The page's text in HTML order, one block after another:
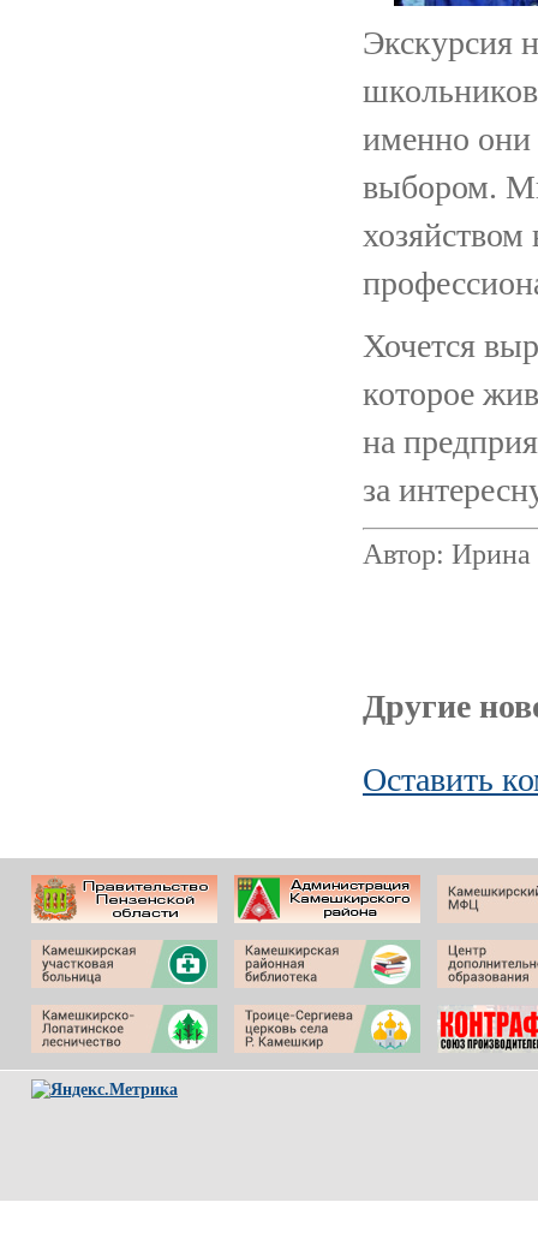
Экскурсия
именно они
выбором.
хозяйством
Хочется
которое
на
за
Автор: Ирина
Другие
Оставить